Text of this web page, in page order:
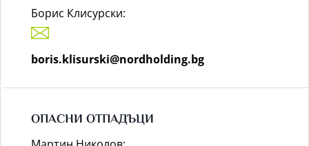
Борис Клисурски:
boris.klisurski@nordholding.bg
ОПАСНИ ОТПАДЪЦИ